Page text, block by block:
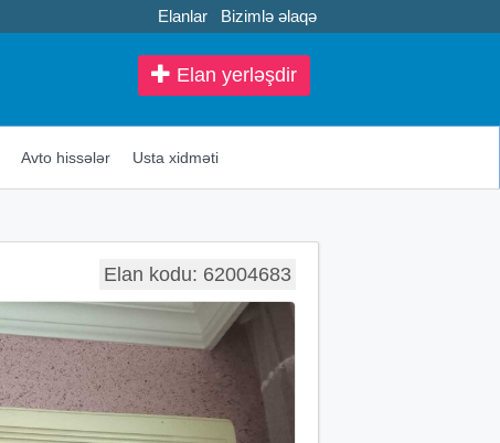
Elanlar Bizimlə əlaqə
Elan yerləşdir
Avto hissələr Usta xidməti
Elan kodu: 62004683